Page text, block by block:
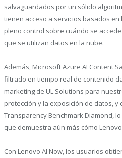
salvaguardados por un sólido
tienen acceso a servicios basados
pleno control sobre cuándo se
que se utilizan datos en la nube.
Además, Microsoft Azure AI Content
filtrado en tiempo real de contenido
marketing de UL Solutions para
protección y la exposición de datos, y
Transparency Benchmark Diamond,
que demuestra aún más cómo
Con Lenovo AI Now, los usuarios